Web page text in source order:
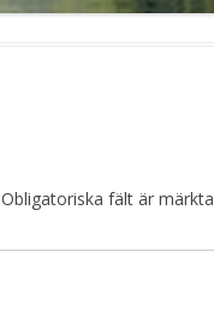
Obligatoriska fält är märkta